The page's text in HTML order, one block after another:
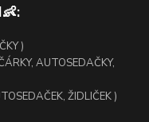
)
AUTOSEDAČKY,
ŽIDLIČEK )